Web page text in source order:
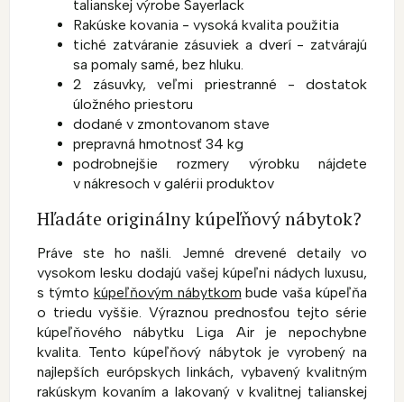
talianskej výrobe Sayerlack
Rakúske kovania - vysoká kvalita použitia
tiché zatváranie zásuviek a dverí - zatvárajú
sa pomaly samé, bez hluku.
2 zásuvky, veľmi priestranné - dostatok
úložného priestoru
dodané v zmontovanom stave
prepravná hmotnosť 34 kg
podrobnejšie rozmery výrobku nájdete
v nákresoch v galérii produktov
Hľadáte originálny kúpeľňový nábytok?
Práve ste ho našli. Jemné drevené detaily vo
vysokom lesku dodajú vašej kúpeľni nádych luxusu,
s týmto kúpeľňovým nábytkom bude vaša kúpeľňa
o triedu vyššie. Výraznou prednosťou tejto série
kúpeľňového nábytku Liga Air je nepochybne
kvalita. Tento kúpeľňový nábytok je vyrobený na
najlepších európskych linkách, vybavený kvalitným
rakúskym kovaním a lakovaný v kvalitnej talianskej